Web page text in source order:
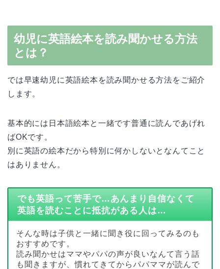
幼児に英語絵本を読み聞かせる方法
とは？
では早速幼児に英語絵本を読み聞かせる方法をご紹介
します。
基本的には日本語絵本と一緒です普通に読んであげれ
ばOKです。
別に英語の絵本だから特別に何かしないとなんてこと
はありません。
でも英語って苦手で…あんまり自信なくて
英語を読むことに抵抗がある人は…
そんな時は子供と一緒に聞き役に回ってみるのも
おすすめです。
読み聞かせはママやパパの声が良いなんて言う話
も聞きますが、慣れてきてからパパママが読んで